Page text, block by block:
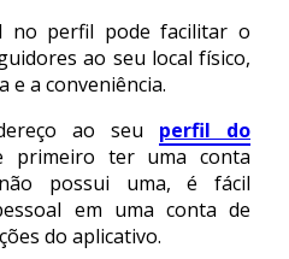
no perfil pode facilitar o
ao seu local físico,
e a conveniência.
ao seu perfil do
primeiro ter uma conta
possui uma, é fácil
em uma conta de
do aplicativo.